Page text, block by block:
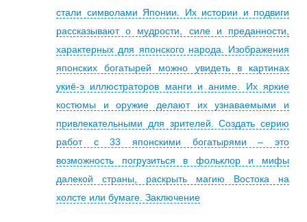
стали символами Японии. Их истории и подвиги
рассказывают о мудрости, силе и преданности,
характерных для японского народа. Изображения
японских богатырей можно увидеть в картинах
укиё-э иллюстраторов манги и аниме. Их яркие
костюмы и оружие делают их узнаваемыми и
привлекательными для зрителей. Создать серию
работ с 33 японскими богатырями – это
возможность погрузиться в фольклор и мифы
далекой страны, раскрыть магию Востока на
холсте или бумаге. Заключение